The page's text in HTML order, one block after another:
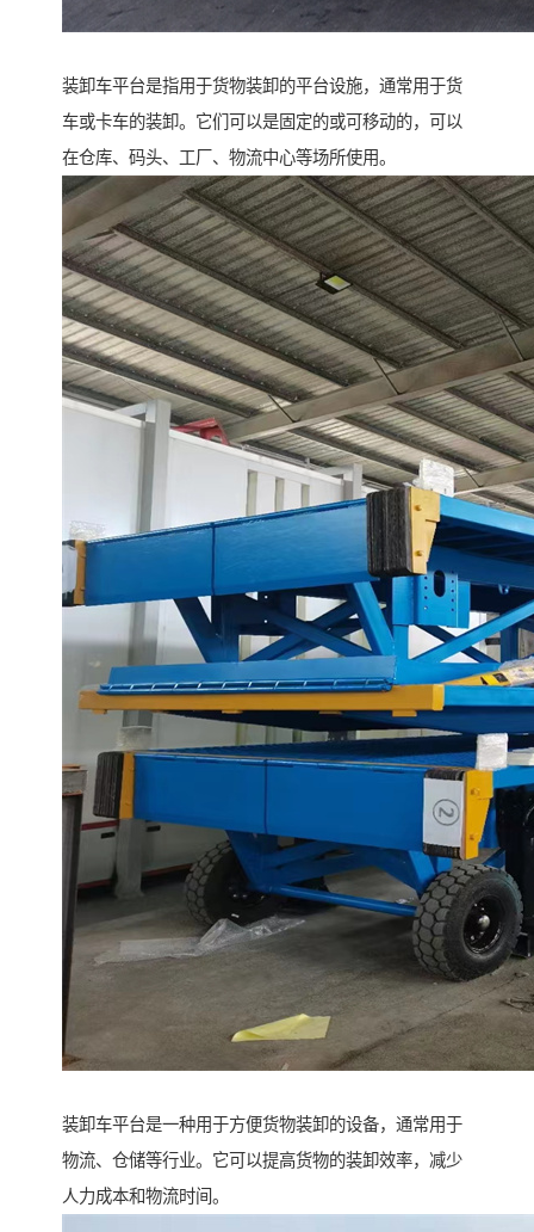
装卸车平台是指用于货物装卸的平台设施，通常用于货
车或卡车的装卸。它们可以是固定的或可移动的，可以
在仓库、码头、工厂、物流中心等场所使用。
装卸车平台是一种用于方便货物装卸的设备，通常用于
物流、仓储等行业。它可以提高货物的装卸效率，减少
人力成本和物流时间。